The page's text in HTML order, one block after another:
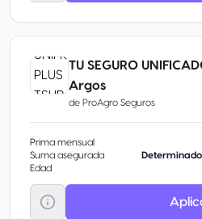
TU SEGURO
Argos
de ProAgro Seguros
Prima mensual
Suma asegurada
Edad